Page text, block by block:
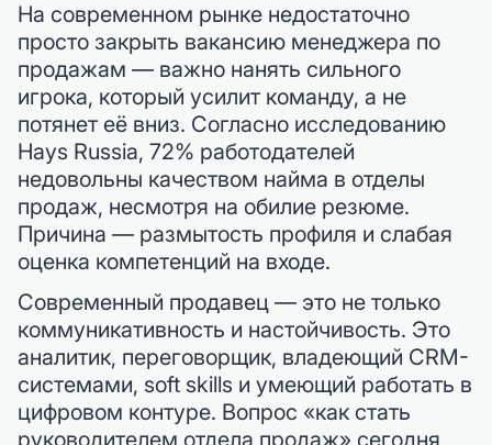
На современном рынке недостаточно
просто закрыть вакансию менеджера по
продажам — важно нанять сильного
игрока, который усилит команду, а не
потянет её вниз. Согласно исследованию
Hays Russia, 72% работодателей
недовольны качеством найма в отделы
продаж, несмотря на обилие резюме.
Причина — размытость профиля и слабая
оценка компетенций на входе.
Современный продавец — это не только
коммуникативность и настойчивость. Это
аналитик, переговорщик, владеющий CRM-
системами, soft skills и умеющий работать в
цифровом контуре. Вопрос «как стать
руководителем отдела продаж» сегодня